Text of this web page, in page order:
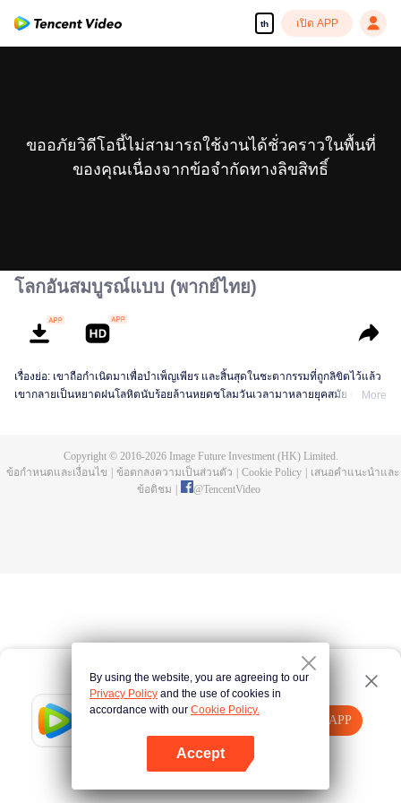
th เปิด APP
Tencent Video
เปิด APP
คลิกที่นี่ ลองใหม่อีกครั้ง
ขออภัยวิดีโอนี้ไม่สามารถใช้งานได้ชั่วคราวในพื้นที่
ของคุณเนื่องจากข้อจำกัดทางลิขสิทธิ์
โลกอันสมบูรณ์แบบ (พากย์ไทย)
เรื่องย่อ: เขาถือกำเนิดมาเพื่อบำเพ็ญเพียร และสิ้นสุดในชะตากรรมที่ถูกลิขิตไว้แล้ว
เขากลายเป็นหยาดฝนโลหิตนับร้อยล้านหยดชโลมวันเวลามาหลายยุคสมัย ผ่านMore
Copyright © 2016-2026Image Future Investment (HK) Limited.
ข้อกำหนดและเงื่อนไข
ข้อตกลงความเป็นส่วนตัว Cookie Policy
เสนอคำแนะนำและ
ข้อติชม
@TencentVideo
By using the website, you are agreeing to our
Privacy Policy and the use of cookies in
accordance with our Cookie Policy.
Accept